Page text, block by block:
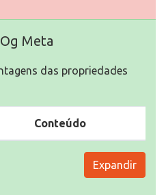
Meta
das propriedades
Conteúdo
Expandir